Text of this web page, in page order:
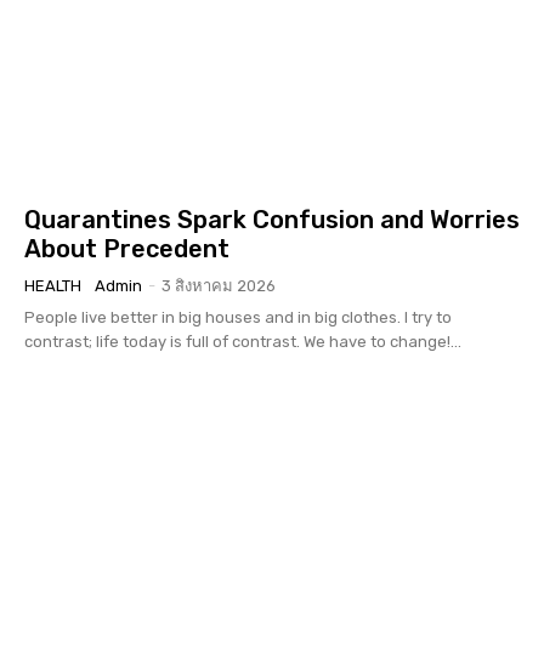
Quarantines Spark Confusion and Worries
About Precedent
HEALTH Admin - 3 สิงหาคม 2026
People live better in big houses and in big clothes. I try to
contrast; life today is full of contrast. We have to change!...